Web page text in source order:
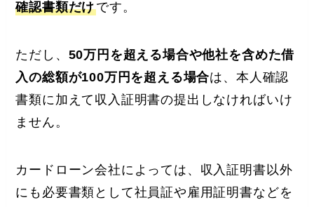
確認書類だけです。
ただし、 50万円を超える場合や他社を含めた借
入の総額が100万円を超える場合は、本人確認
書類に加えて収入証明書の提出しなければいけ
ません。
カードローン会社によっては、収入証明書以外
にも必要書類として社員証や雇用証明書などを